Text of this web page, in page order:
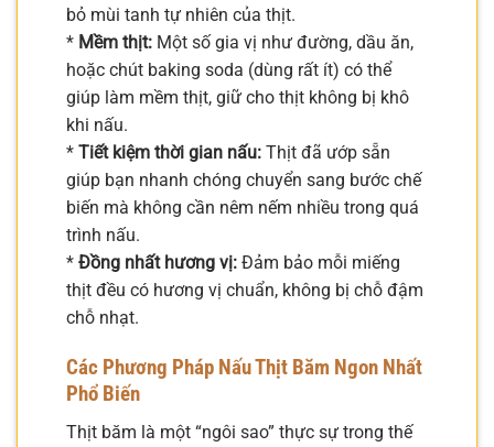
bỏ mùi tanh tự nhiên của thịt.
* Mềm thịt: Một số gia vị như đường, dầu ăn,
hoặc chút baking soda (dùng rất ít) có thể
giúp làm mềm thịt, giữ cho thịt không bị khô
khi nấu.
* Tiết kiệm thời gian nấu: Thịt đã ướp sẵn
giúp bạn nhanh chóng chuyển sang bước chế
biến mà không cần nêm nếm nhiều trong quá
trình nấu.
* Đồng nhất hương vị: Đảm bảo mỗi miếng
thịt đều có hương vị chuẩn, không bị chỗ đậm
chỗ nhạt.
Các Phương Pháp Nấu Thịt Băm Ngon Nhất
Phổ Biến
Thịt băm là một “ngôi sao” thực sự trong thế